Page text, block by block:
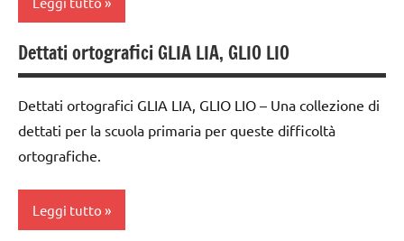
didattico
nomenclature
Montessori
TUTORIAL
TUTTI GLI
ARGOMENTI
TUTTI GLI
ARTICOLI
dettati/difficoltà
ortografiche
LINGUAGGIO
ARGOMENTI
PER ETA'
TUTTI GLI
ARTICOLI
3a
classe
4a
classe
dettati
dettati/difficoltà
ortografiche
classe
1a
classe
2a
classe
3a
classe
Dettati ortografici GLIA LIA, GLIO LIO
Dettati ortografici GLIA LIA, GLIO LIO – Una collezione di
dettati per la scuola primaria per queste difficoltà
ortografiche.
Leggi tutto